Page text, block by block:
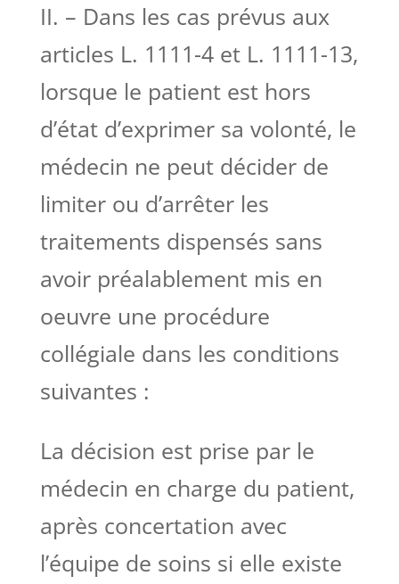
II. – Dans les cas prévus aux
articles L. 1111-4 et L. 1111-13,
lorsque le patient est hors
d’état d’exprimer sa volonté, le
médecin ne peut décider de
limiter ou d’arrêter les
traitements dispensés sans
avoir préalablement mis en
oeuvre une procédure
collégiale dans les conditions
suivantes :
La décision est prise par le
médecin en charge du patient,
après concertation avec
l’équipe de soins si elle existe